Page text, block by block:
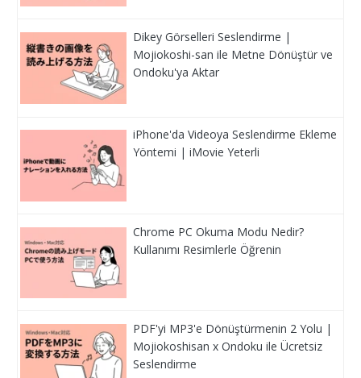
Dikey Görselleri Seslendirme |
Mojiokoshi-san ile Metne Dönüştür ve
Ondoku'ya Aktar
iPhone'da Videoya Seslendirme Ekleme
Yöntemi | iMovie Yeterli
Chrome PC Okuma Modu Nedir?
Kullanımı Resimlerle Öğrenin
PDF'yi MP3'e Dönüştürmenin 2 Yolu |
Mojiokoshisan x Ondoku ile Ücretsiz
Seslendirme